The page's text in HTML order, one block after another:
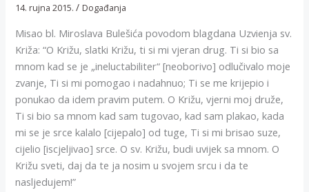
14. rujna 2015./ Događanja
Misao bl. Miroslava Bulešića povodom blagdana Uzvienja sv.
Križa: “O Križu, slatki Križu, ti si mi vjeran drug. Ti si bio sa
mnom kad se je „ineluctabiliter“ [neoborivo] odlučivalo moje
zvanje, Ti si mi pomogao i nadahnuo; Ti se me krijepio i
ponukao da idem pravim putem. O Križu, vjerni moj druže,
Ti si bio sa mnom kad sam tugovao, kad sam plakao, kada
mi se je srce kalalo [cijepalo] od tuge, Ti si mi brisao suze,
cijelio [iscjeljivao] srce. O sv. Križu, budi uvijek sa mnom. O
Križu sveti, daj da te ja nosim u svojem srcu i da te
nasljedujem!”